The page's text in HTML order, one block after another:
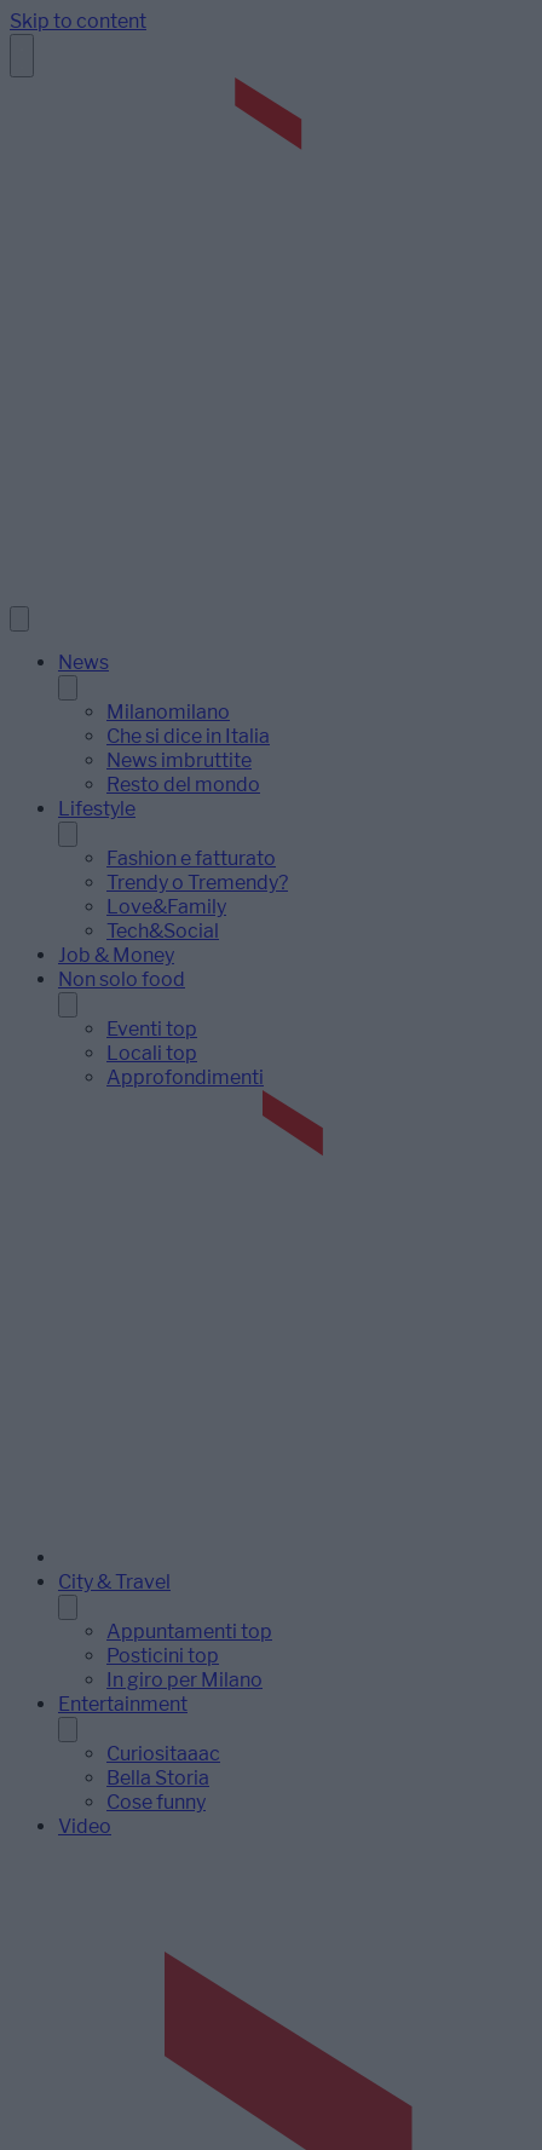
Skip to content
News
Milanomilano
Che si dice in Italia
News imbruttite
Resto del mondo
Lifestyle
Fashion e fatturato
Trendy o Tremendy?
Love&Family
Tech&Social
Job & Money
Non solo food
Eventi top
Locali top
Approfondimenti
City & Travel
Appuntamenti top
Posticini top
In giro per Milano
Entertainment
Curiositaaac
Bella Storia
Cose funny
Video